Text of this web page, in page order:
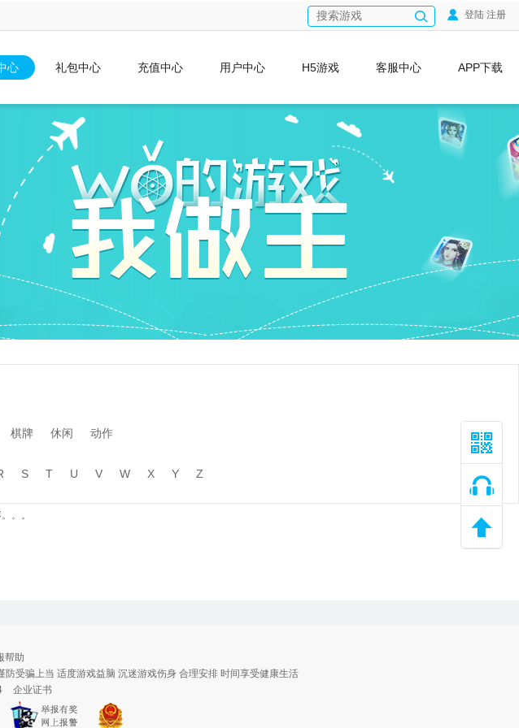
登陆 注册
心 礼包中心 充值中心 用户中心 H5游戏 客服中心 APP下载
棋牌 休闲 动作
S T U V W X Y Z
。。
帮助
受骗上当 适度游戏益脑 沉迷游戏伤身 合理安排 时间享受健康生活
企业证书